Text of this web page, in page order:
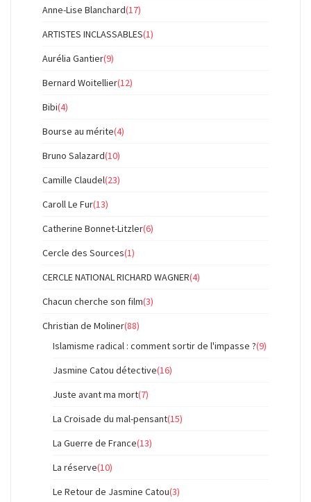
Anne-Lise Blanchard(17)
ARTISTES INCLASSABLES(1)
Aurélia Gantier(9)
Bernard Woitellier(12)
Bibi(4)
Bourse au mérite(4)
Bruno Salazard(10)
Camille Claudel(23)
Caroll Le Fur(13)
Catherine Bonnet-Litzler(6)
Cercle des Sources(1)
CERCLE NATIONAL RICHARD WAGNER(4)
Chacun cherche son film(3)
Christian de Moliner(88)
Islamisme radical : comment sortir de l'impasse ?(9)
Jasmine Catou détective(16)
Juste avant ma mort(7)
La Croisade du mal-pensant(15)
La Guerre de France(13)
La réserve(10)
Le Retour de Jasmine Catou(3)